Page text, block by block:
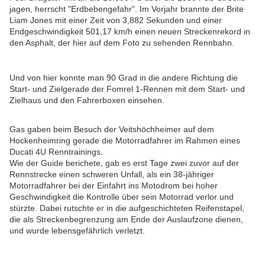
jagen, herrscht "Erdbebengefahr". Im Vorjahr brannte der Brite
Liam Jones mit einer Zeit von 3,882 Sekunden und einer
Endgeschwindigkeit 501,17 km/h einen neuen Streckenrekord in
den Asphalt, der hier auf dem Foto zu sehenden Rennbahn.
Und von hier konnte man 90 Grad in die andere Richtung die
Start- und Zielgerade der Fomrel 1-Rennen mit dem Start- und
Zielhaus und den Fahrerboxen einsehen.
Gas gaben beim Besuch der Veitshöchheimer auf dem
Hockenheimring gerade die Motorradfahrer im Rahmen eines
Ducati 4U Renntrainings.
Wie der Guide berichete, gab es erst Tage zwei zuvor auf der
Rennstrecke einen schweren Unfall, als ein 38-jähriger
Motorradfahrer bei der Einfahrt ins Motodrom bei hoher
Geschwindigkeit die Kontrolle über sein Motorrad verlor und
stürzte. Dabei rutschte er in die aufgeschichteten Reifenstapel,
die als Streckenbegrenzung am Ende der Auslaufzone dienen,
und wurde lebensgefährlich verletzt.